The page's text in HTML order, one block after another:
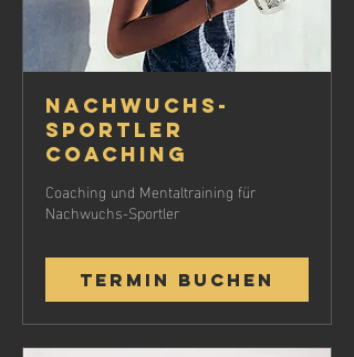
Nachwuchs-
Sportler
Coaching
Coaching und Mentaltraining für
Nachwuchs-Sportler
Termin buchen